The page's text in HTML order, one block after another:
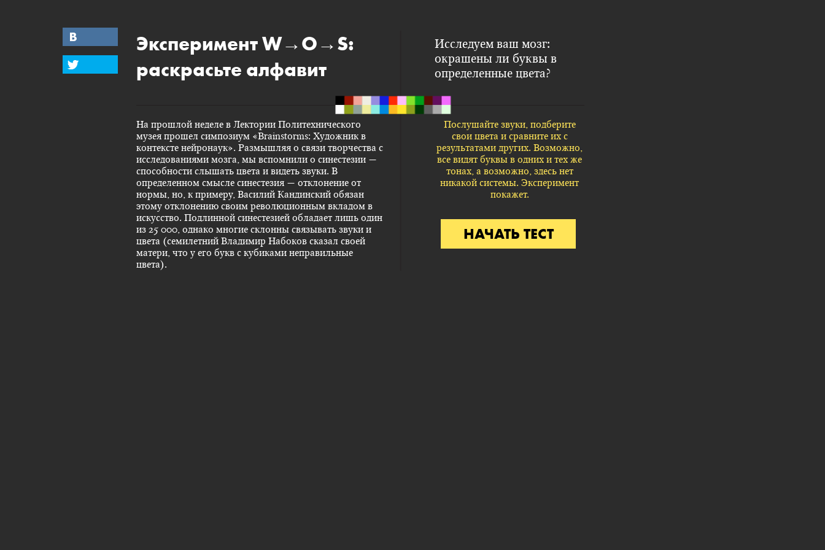
Эксперимент W→O→S:
раскрасьте алфавит
Исследуем ваш мозг:
окрашены ли буквы в
определенные цвета?
На прошлой неделе в Лектории Политехнического
музея прошел симпозиум «Brainstorms: Художник в
контексте нейронаук». Размышляя о связи творчества с
исследованиями мозга, мы вспомнили о синестезии —
способности слышать цвета и видеть звуки. В
определенном смысле синестезия — отклонение от
нормы, но, к примеру, Василий Кандинский обязан
этому отклонению своим революционным вкладом в
искусство. Подлинной синестезией обладает лишь один
из 25 000, однако многие склонны связывать звуки и
цвета (семилетний Владимир Набоков сказал своей
матери, что у его букв с кубиками неправильные
цвета).
Послушайте звуки, подберите
свои цвета и сравните их с
результатами других. Возможно,
все видят буквы в одних и тех же
тонах, а возможно, здесь нет
никакой системы. Эксперимент
покажет.
НАЧАТЬ ТЕСТ